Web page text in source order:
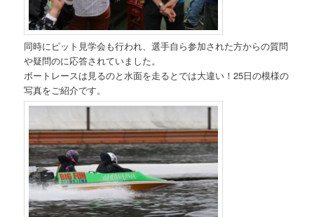
同時にピット見学会も行われ、選手自ら参加された方からの質問
や疑問のに応答されていました。
ボートレースは見るのと水面を走るとでは大違い！25日の模様の
写真をご紹介です。